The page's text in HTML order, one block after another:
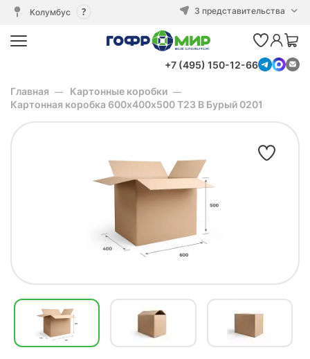
Колумбус 3 представительства
+7 (495) 150-12-66
Главная
Картонные коробки
Картонная коробка 600х400х500 Т23 В Бурый 0201